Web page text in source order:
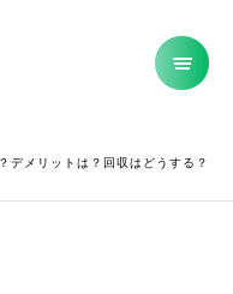
デメリットは？回収はどうする？